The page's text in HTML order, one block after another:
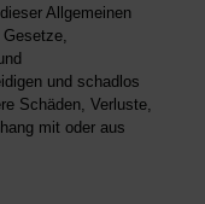
Allgemeinen
Gesetze,
und schadlos
Schäden, Verluste,
mit oder aus